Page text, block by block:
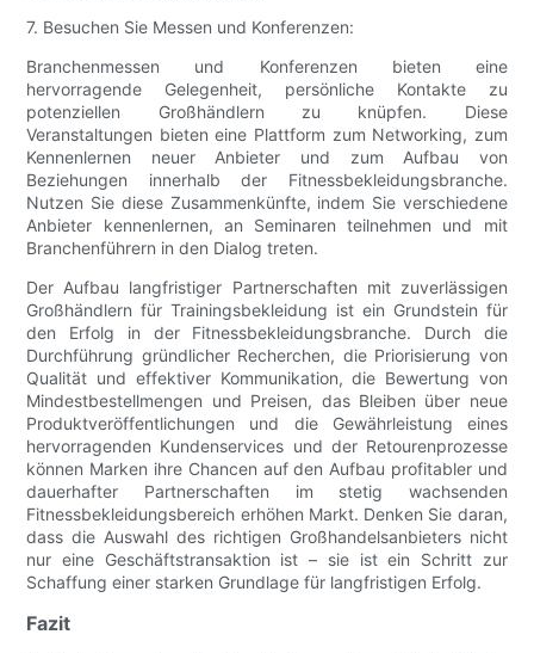
7. Besuchen Sie Messen und Konferenzen:
Branchenmessen und Konferenzen bieten eine
hervorragende Gelegenheit, persönliche Kontakte zu
potenziellen Großhändlern zu knüpfen. Diese
Veranstaltungen bieten eine Plattform zum Networking, zum
Kennenlernen neuer Anbieter und zum Aufbau von
Beziehungen innerhalb der Fitnessbekleidungsbranche.
Nutzen Sie diese Zusammenkünfte, indem Sie verschiedene
Anbieter kennenlernen, an Seminaren teilnehmen und mit
Branchenführern in den Dialog treten.
Der Aufbau langfristiger Partnerschaften mit zuverlässigen
Großhändlern für Trainingsbekleidung ist ein Grundstein für
den Erfolg in der Fitnessbekleidungsbranche. Durch die
Durchführung gründlicher Recherchen, die Priorisierung von
Qualität und effektiver Kommunikation, die Bewertung von
Mindestbestellmengen und Preisen, das Bleiben über neue
Produktveröffentlichungen und die Gewährleistung eines
hervorragenden Kundenservices und der Retourenprozesse
können Marken ihre Chancen auf den Aufbau profitabler und
dauerhafter Partnerschaften im stetig wachsenden
Fitnessbekleidungsbereich erhöhen Markt. Denken Sie daran,
dass die Auswahl des richtigen Großhandelsanbieters nicht
nur eine Geschäftstransaktion ist – sie ist ein Schritt zur
Schaffung einer starken Grundlage für langfristigen Erfolg.
Fazit